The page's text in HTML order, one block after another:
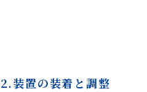
2.装置の装着と調整